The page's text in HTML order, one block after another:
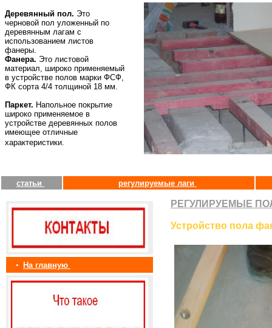
Деревянный пол. Это
черновой пол уложенный по
деревянным лагам с
использованием листов
фанеры.
Фанера. Это листовой
материал, широко применяемый
в устройстве полов марки ФСФ,
ФК сорта 4/4 толщиной 18 мм.
Паркет. Напольное покрытие
широко применяемое в
устройстве деревянных полов
имеющее отличные
характеристики.
статьи регулируемые лаги
• На главную
РЕГУЛИРУЕМЫЕ
Устройство пола